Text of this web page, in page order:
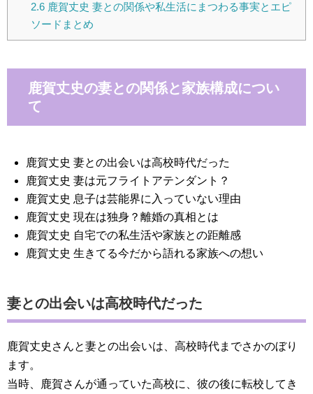
2.6鹿賀丈史 妻との関係や私生活にまつわる事実とエピ
ソードまとめ
鹿賀丈史の妻との関係と家族構成につい
て
鹿賀丈史 妻との出会いは高校時代だった
鹿賀丈史 妻は元フライトアテンダント？
鹿賀丈史 息子は芸能界に入っていない理由
鹿賀丈史 現在は独身？離婚の真相とは
鹿賀丈史 自宅での私生活や家族との距離感
鹿賀丈史 生きてる今だから語れる家族への想い
妻との出会いは高校時代だった
鹿賀丈史さんと妻との出会いは、高校時代までさかのぼり
ます。
当時、鹿賀さんが通っていた高校に、彼の後に転校してき